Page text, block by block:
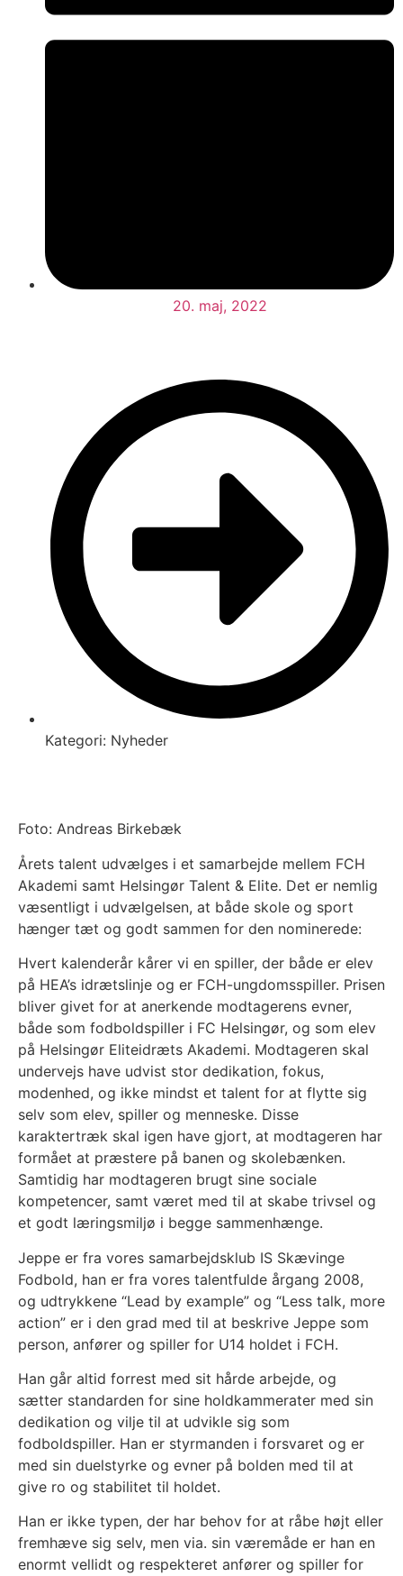
20. maj, 2022
Kategori: Nyheder
Foto: Andreas Birkebæk
Årets talent udvælges i et samarbejde mellem FCH
Akademi samt Helsingør Talent & Elite. Det er nemlig
væsentligt i udvælgelsen, at både skole og sport
hænger tæt og godt sammen for den nominerede:
Hvert kalenderår kårer vi en spiller, der både er elev
på HEA’s idrætslinje og er FCH-ungdomsspiller. Prisen
bliver givet for at anerkende modtagerens evner,
både som fodboldspiller i FC Helsingør, og som elev
på Helsingør Eliteidræts Akademi. Modtageren skal
undervejs have udvist stor dedikation, fokus,
modenhed, og ikke mindst et talent for at flytte sig
selv som elev, spiller og menneske. Disse
karaktertræk skal igen have gjort, at modtageren har
formået at præstere på banen og skolebænken.
Samtidig har modtageren brugt sine sociale
kompetencer, samt været med til at skabe trivsel og
et godt læringsmiljø i begge sammenhænge.
Jeppe er fra vores samarbejdsklub IS Skævinge
Fodbold, han er fra vores talentfulde årgang 2008,
og udtrykkene “Lead by example” og “Less talk, more
action” er i den grad med til at beskrive Jeppe som
person, anfører og spiller for U14 holdet i FCH.
Han går altid forrest med sit hårde arbejde, og
sætter standarden for sine holdkammerater med sin
dedikation og vilje til at udvikle sig som
fodboldspiller. Han er styrmanden i forsvaret og er
med sin duelstyrke og evner på bolden med til at
give ro og stabilitet til holdet.
Han er ikke typen, der har behov for at råbe højt eller
fremhæve sig selv, men via. sin væremåde er han en
enormt vellidt og respekteret anfører og spiller for